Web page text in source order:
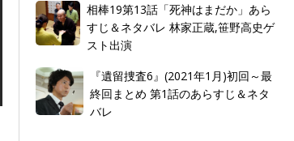
相棒19第13話「死神はまだか」あら
すじ＆ネタバレ 林家正蔵,笹野高史ゲ
スト出演
『遺留捜査6』(2021年1月)初回～最
終回まとめ 第1話のあらすじ＆ネタ
バレ